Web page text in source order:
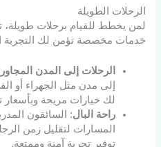
الرحلات الطويلة
لمن يخطط للقيام برحلات طويلة،
خدمات مخصصة تؤمن لك التجربة
الرحلات إلى المدن
إلى مدن مثل الجهراء أو
لك خيارات مريحة وبأسعار
راحة البال: السائقون
المسارات لتقليل زمن
توفير تجربة آمنة وممتعة.